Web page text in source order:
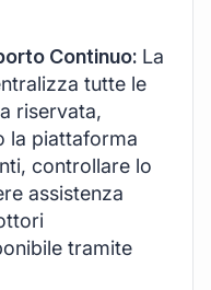
Continuo: La
tutte le
riservata,
la piattaforma
controllare lo
assistenza
tramite